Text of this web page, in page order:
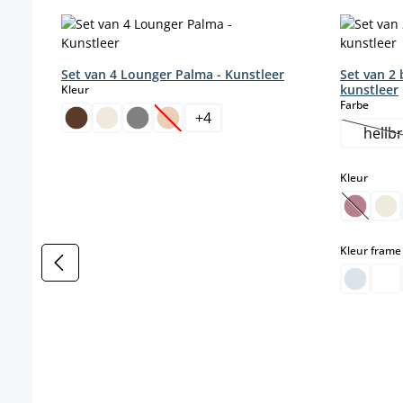
Set van 4 Lounger Palma - Kunstleer
Kleurselect
(Deze optie is momenteel niet
+4
Set van 2
kunstleer
Farbeselect
Kleurselect
(Deze
Kleur frame